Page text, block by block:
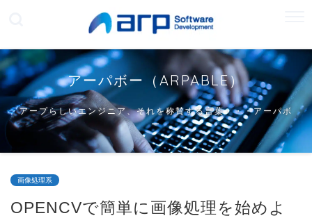
アーパボー（ARPABLE）
アープらしいエンジニア、それを称賛する言葉・・・アーパボ
ー
画像処理系
OPENCVで簡単に画像処理を始めよ